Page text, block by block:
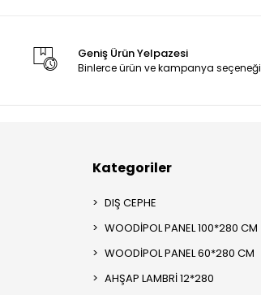
Geniş Ürün Yelpazesi
Binlerce ürün ve kampanya seçeneği
Kategoriler
DIŞ CEPHE
WOODİPOL PANEL 100*280 CM
WOODİPOL PANEL 60*280 CM
AHŞAP LAMBRİ 12*280